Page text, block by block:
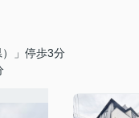
」停歩3分